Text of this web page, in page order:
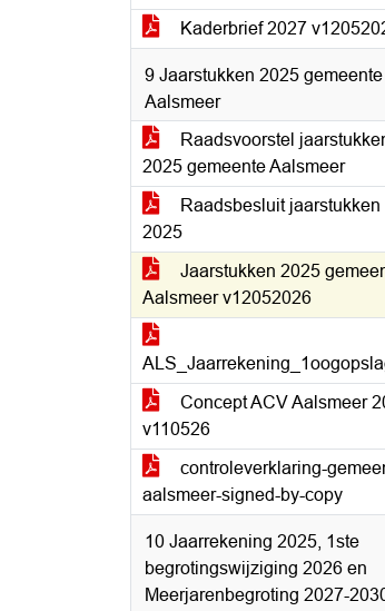
Kaderbrief 2027
9 Jaarstukken 2025 gemeente
Aalsmeer
Raadsvoorstel
2025 gemeente Aalsmeer
Raadsbesluit jaarstukken
2025
Jaarstukken 2025
Aalsmeer v12052026
Concept ACV Aalsmeer
v110526
controleverklaring-
aalsmeer-signed-by-copy
10 Jaarrekening 2025, 1ste
begrotingswijziging 2026 en
Meerjarenbegroting 2027-